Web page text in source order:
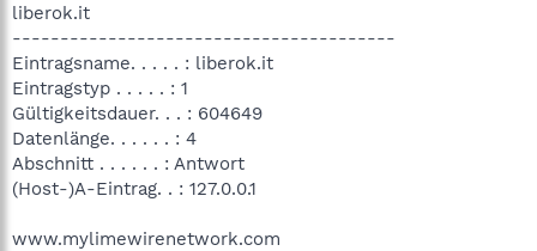
liberok.it
----------------------------------------
Eintragsname. . . . . : liberok.it
Eintragstyp . . . . . : 1
Gültigkeitsdauer. . . : 604649
Datenlänge. . . . . . : 4
Abschnitt . . . . . . : Antwort
(Host-)A-Eintrag. . : 127.0.0.1
www.mylimewirenetwork.com